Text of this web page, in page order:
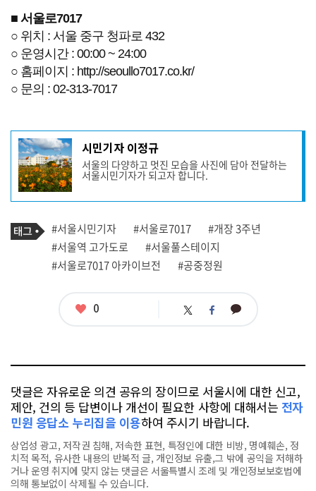
■ 서울로7017
○ 위치 : 서울 중구 청파로 432
○ 운영시간 : 00:00 ~ 24:00
○ 홈페이지 : http://seoullo7017.co.kr/
○ 문의 : 02-313-7017
기
사
작
성
자
프
필
시민기자 이정규
서울의 다양하고 멋진 모습을 사진에 담아 전달하는
서울시민기자가 되고자 합니다.
기
사
관
련
태
태
그
#서울시민기자 #서울로7017
#개장 3주년
#서울역 고가도로
#서울풀스테이지
#서울로7017 아카이브전
#공중정원
좋
0 트 페 카
댓글은 자유로운 의견 공유의 장이므로 서울시에 대한 신고,
제안, 건의 등 답변이나 개선이 필요한 사항에 대해서는 전자
민원 응답소 누리집을 이용하여 주시기 바랍니다.
상업성 광고, 저작권 침해, 저속한 표현, 특정인에 대한 비방, 명예훼손, 정
치적 목적, 유사한 내용의 반복적 글, 개인정보 유출,그 밖에 공익을 저해하
거나 운영 취지에 맞지 않는 댓글은 서울특별시 조례 및 개인정보보호법에
의해 통보없이 삭제될 수 있습니다.